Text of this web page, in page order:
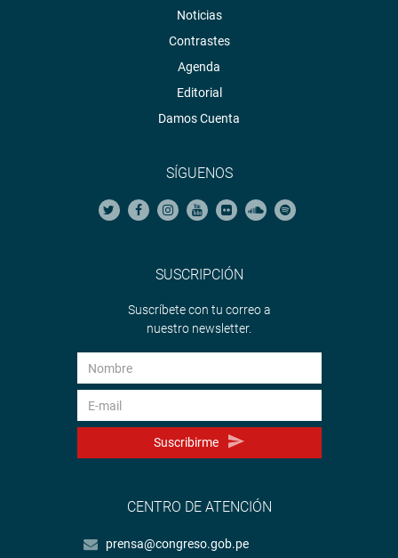
Noticias
Contrastes
Agenda
Editorial
Damos Cuenta
SÍGUENOS
SUSCRIPCIÓN
Suscríbete con tu correo a
nuestro newsletter.
Suscribirme
CENTRO DE ATENCIÓN
prensa@congreso.gob.pe